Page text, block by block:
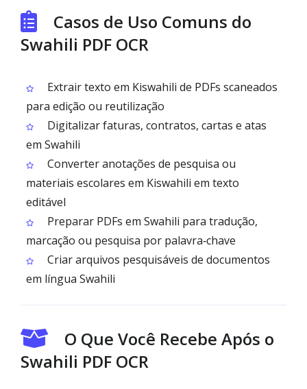
Casos de Uso Comuns do
Swahili PDF OCR
Extrair texto em Kiswahili de PDFs scaneados
para edição ou reutilização
Digitalizar faturas, contratos, cartas e atas
em Swahili
Converter anotações de pesquisa ou
materiais escolares em Kiswahili em texto
editável
Preparar PDFs em Swahili para tradução,
marcação ou pesquisa por palavra‑chave
Criar arquivos pesquisáveis de documentos
em língua Swahili
O Que Você Recebe Após o
Swahili PDF OCR